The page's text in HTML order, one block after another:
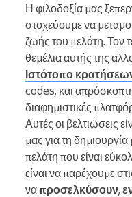
Η φιλοδοξία μας
στοχεύουμε να
ζωής του πελάτη. Τον
θεμέλια αυτής της
Ιστότοπο
codes, και
διαφημιστικές
Αυτές οι βελτιώσεις
μας για τη
πελάτη που είναι
είναι να παρέχουμε
να προσελκύσουν,